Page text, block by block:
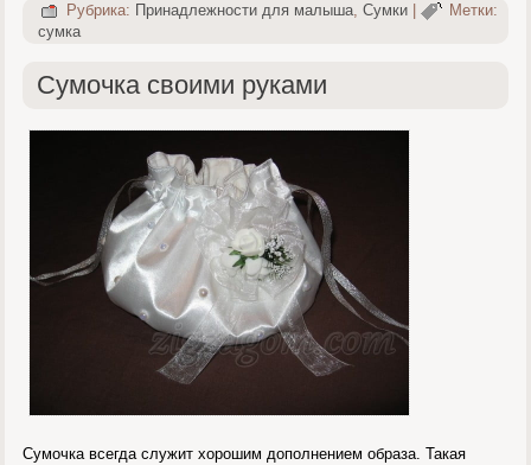
Рубрика: Принадлежности для малыша,Сумки |
Метки:
сумка
Сумочка своими руками
Сумочка всегда служит хорошим дополнением образа. Такая